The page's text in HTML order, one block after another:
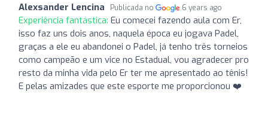
Alexsander Lencina Publicada no 6 years ago
Experiência fantástica: Eu comecei fazendo aula com Er,
isso faz uns dois anos, naquela época eu jogava Padel,
graças a ele eu abandonei o Padel, já tenho três torneios
como campeão e um vice no Estadual, vou agradecer pro
resto da minha vida pelo Er ter me apresentado ao tênis!
E pelas amizades que este esporte me proporcionou ❤️